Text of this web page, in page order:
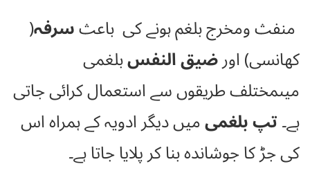
منفث ومخرج بلغم ہونے کی باعثسرفہ(
کھانسی) اورضیق النفسبلغمی
میںمختلف طریقوں سے استعمال کرائی جاتی
ہے۔تپ بلغمیمیں دیگر ادویہ کے ہمراہ اس
کی جڑ کا جوشاندہ بنا کر پلایا جاتا ہے۔